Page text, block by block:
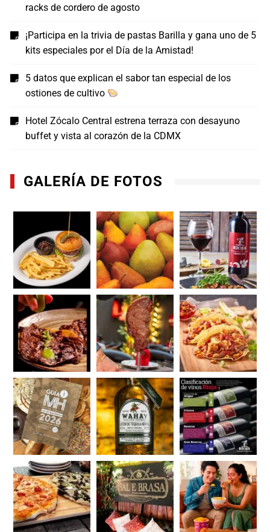
racks de cordero de agosto
¡Participa en la trivia de pastas Barilla y gana uno de 5
kits especiales por el Día de la Amistad!
5 datos que explican el sabor tan especial de los
ostiones de cultivo
Hotel Zócalo Central estrena terraza con desayuno
buffet y vista al corazón de la CDMX
GALERÍA DE FOTOS